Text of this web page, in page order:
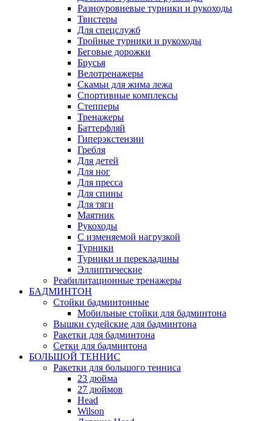
Разноуровневые турники и рукоходы
Твистеры
Для спецслужб
Тройные турники и рукоходы
Беговые дорожки
Брусья
Велотренажеры
Скамьи для жима лежа
Спортивные комплексы
Степперы
Тренажеры
Баттерфляй
Гиперэкстензии
Гребля
Для детей
Для ног
Для пресса
Для спины
Для тяги
Маятник
Рукоходы
С изменяемой нагрузкой
Турники
Турники и перекладины
Эллиптические
Реабилитационные тренажеры
БАДМИНТОН
Стойки бадминтонные
Мобильные стойки для бадминтона
Вышки судейские для бадминтона
Ракетки для бадминтона
Сетки для бадминтона
БОЛЬШОЙ ТЕННИС
Ракетки для большого тенниса
23 дюйма
27 дюймов
Head
Wilson